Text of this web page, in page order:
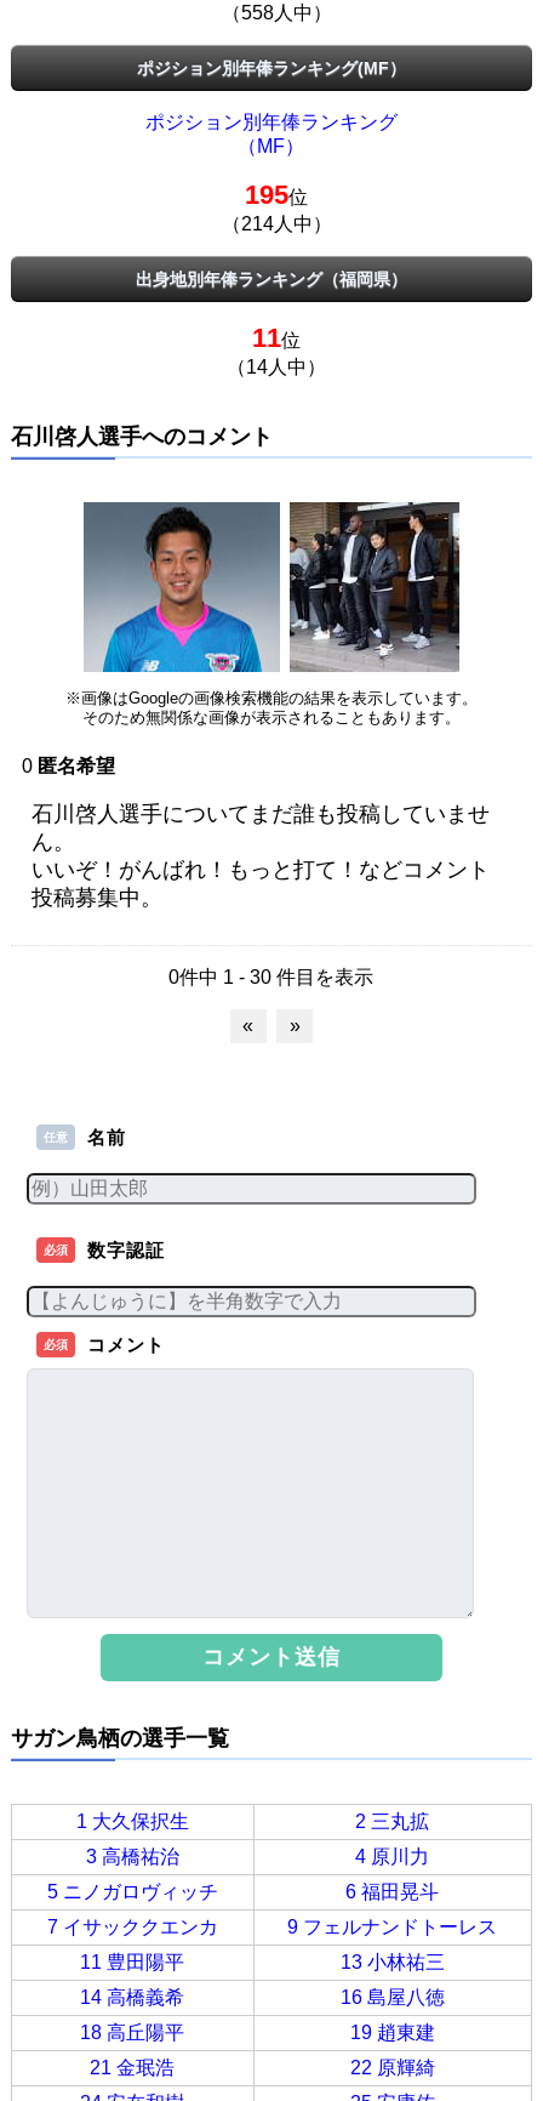
（558人中）
ポジション別年俸ランキング(MF）
ポジション別年俸ランキング
（MF）
195位
（214人中）
出身地別年俸ランキング（福岡県）
11位
（14人中）
石川啓人選手へのコメント
※画像はGoogleの画像検索機能の結果を表示しています。
そのため無関係な画像が表示されることもあります。
0 匿名希望
石川啓人選手についてまだ誰も投稿していませ
ん。
いいぞ！がんばれ！もっと打て！などコメント
投稿募集中。
0件中 1 - 30 件目を表示
« »
任意 名前
必須 数字認証
必須 コメント
サガン鳥栖の選手一覧
1 大久保択生
2 三丸拡
3 高橋祐治
4 原川力
5 ニノガロヴィッチ
6 福田晃斗
7 イサッククエンカ
9 フェルナンドトーレス
11 豊田陽平
13 小林祐三
14 高橋義希
16 島屋八徳
18 高丘陽平
19 趙東建
21 金珉浩
22 原輝綺